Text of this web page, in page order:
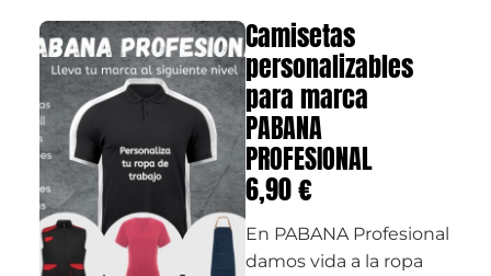
Camisetas
personalizables
para marca
PABANA
PROFESIONAL
6,90€
En PABANA Profesional
damos vida a la ropa